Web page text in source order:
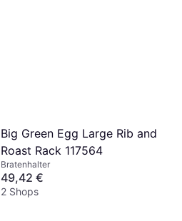
Big Green Egg Large Rib and
Roast Rack 117564
Bratenhalter
49,42 €
2 Shops